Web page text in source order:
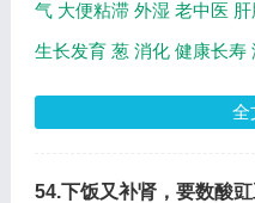
气 大便粘滞 外湿 老中医
生长发育 葱 消化 健康长寿
全
54.下饭又补肾，要数酸豇